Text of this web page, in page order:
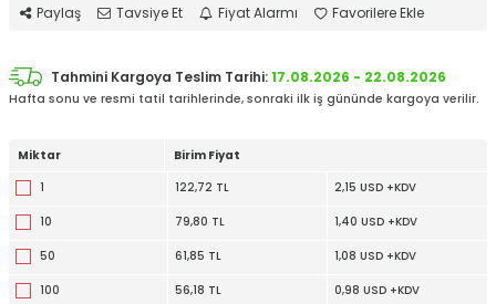
Paylaş Tavsiye Et Fiyat Alarmı Favorilere Ekle
Tahmini Kargoya Teslim Tarihi:17.08.2026 - 22.08.2026
Hafta sonu ve resmi tatil tarihlerinde, sonraki ilk iş gününde kargoya verilir.
Miktar
Birim Fiyat
1
122,72 TL 2,15 USD +KDV
10 79,80 TL 1,40 USD +KDV
50 61,85 TL 1,08 USD +KDV
100 56,18 TL 0,98 USD +KDV